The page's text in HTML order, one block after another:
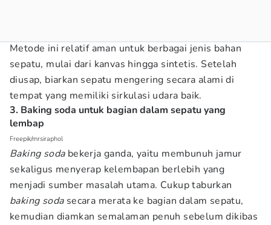
Metode ini relatif aman untuk berbagai jenis bahan
sepatu, mulai dari kanvas hingga sintetis. Setelah
diusap, biarkan sepatu mengering secara alami di
tempat yang memiliki sirkulasi udara baik.
3. Baking soda untuk bagian dalam sepatu yang
lembap
Freepik/mrsiraphol
Baking sodabekerja ganda, yaitu membunuh jamur
sekaligus menyerap kelembapan berlebih yang
menjadi sumber masalah utama. Cukup taburkan
baking sodasecara merata ke bagian dalam sepatu,
kemudian diamkan semalaman penuh sebelum dikibas